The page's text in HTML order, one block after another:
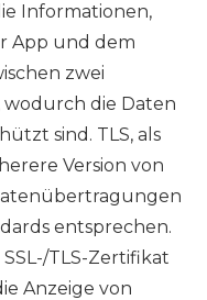
Informationen,
App und dem
zwei
die Daten
sind. TLS, als
Version von
entsprechen.
TLS-Zertifikat
Anzeige von